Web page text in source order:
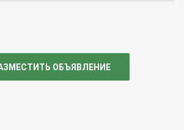
ОБЪЯВЛЕНИЕ